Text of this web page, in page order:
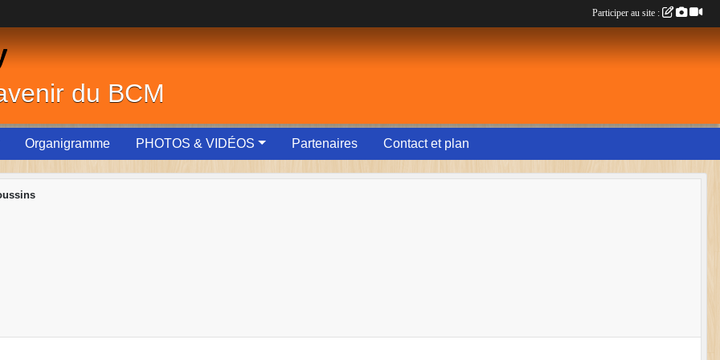
du BCM
Organigramme PHOTOS & VIDÉOS Partenaires Contact et plan
Participer au site :